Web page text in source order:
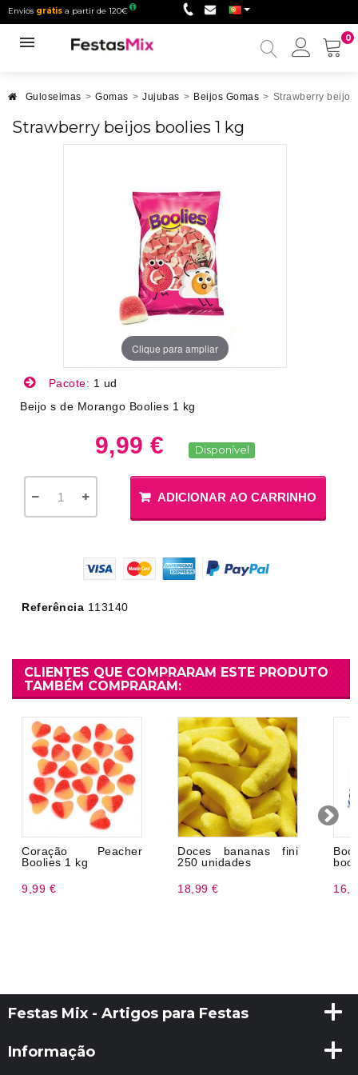
Envios grátis a partir de 120€
0
Minha
Guloseimas > Gomas > Jujubas > Beijos Gomas > Strawberry
Strawberry beijos boolies 1 kg
Clique para ampliar
Pacote: 1 ud
Beijo s de Morango Boolies 1 kg
9,99 € Disponível
ADICIONAR AO CARRINHO
Referência 113140
CLIENTES QUE COMPRARAM ESTE PRODUTO
TAMBÉM COMPRARAM:
Coração Peacher
Boolies 1 kg
9,99 €
Doces bananas fini
250 unidades
18,99 €
Festas Mix - Artigos para Festas
Informação